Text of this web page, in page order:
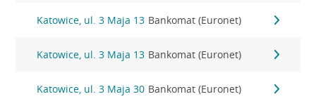
Katowice, ul. 3 Maja 13 Bankomat (Euronet)
Katowice, ul. 3 Maja 13 Bankomat (Euronet)
Katowice, ul. 3 Maja 30 Bankomat (Euronet)